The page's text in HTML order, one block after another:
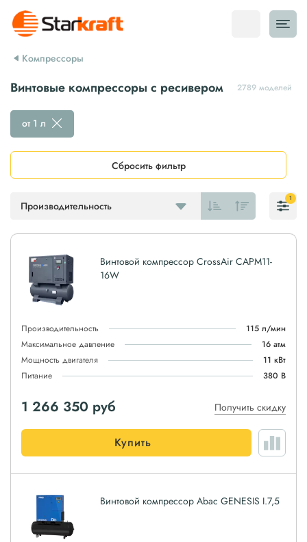
Компрессоры
Винтовые компрессоры с ресивером 2789 моделей
Производительность
от 1 л
Сбросить фильтр
1
Винтовой компрессор CrossAir CAPM11-
16W
Производительность
115 л/мин
Максимальное давление
16 атм
Мощность двигателя
11 кВт
Питание
380 В
1 266 350 руб Получить скидку
Купить
Винтовой компрессор Abac GENESIS I.7,5